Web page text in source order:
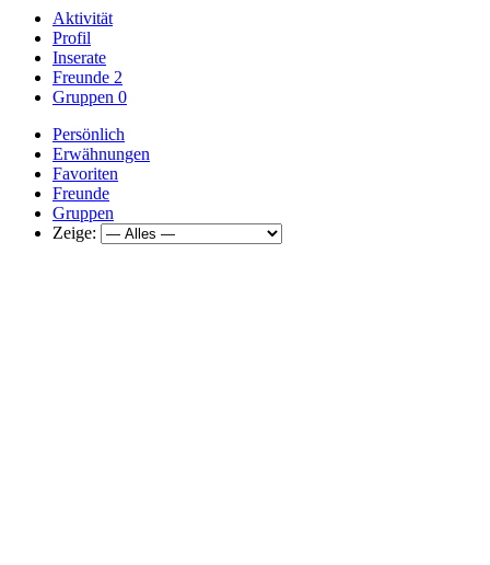
Aktivität
Profil
Inserate
Freunde 2
Gruppen 0
Persönlich
Erwähnungen
Favoriten
Freunde
Gruppen
Zeige: